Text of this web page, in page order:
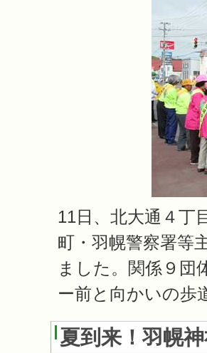
11日、北大通４丁
町・羽幌警察署等
ました。関係９団
ー前と向かいの歩
夏到来！羽幌